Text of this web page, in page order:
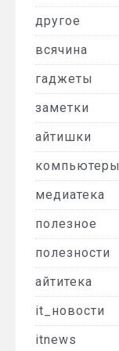
другое
всячина
гаджеты
заметки
айтишки
компьютеры
медиатека
полезное
полезности
айтитека
it_новости
itnews